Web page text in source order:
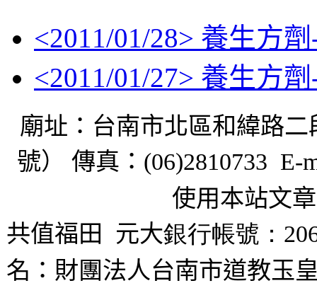
<2011/01/28> 養生方
<2011/01/27> 養生方
廟址：台南市北區和緯路二
號） 傳真： (06)2810733 E-
使用本站文
共值福田
元大銀行帳號：
名：財團法人台南市道教玉